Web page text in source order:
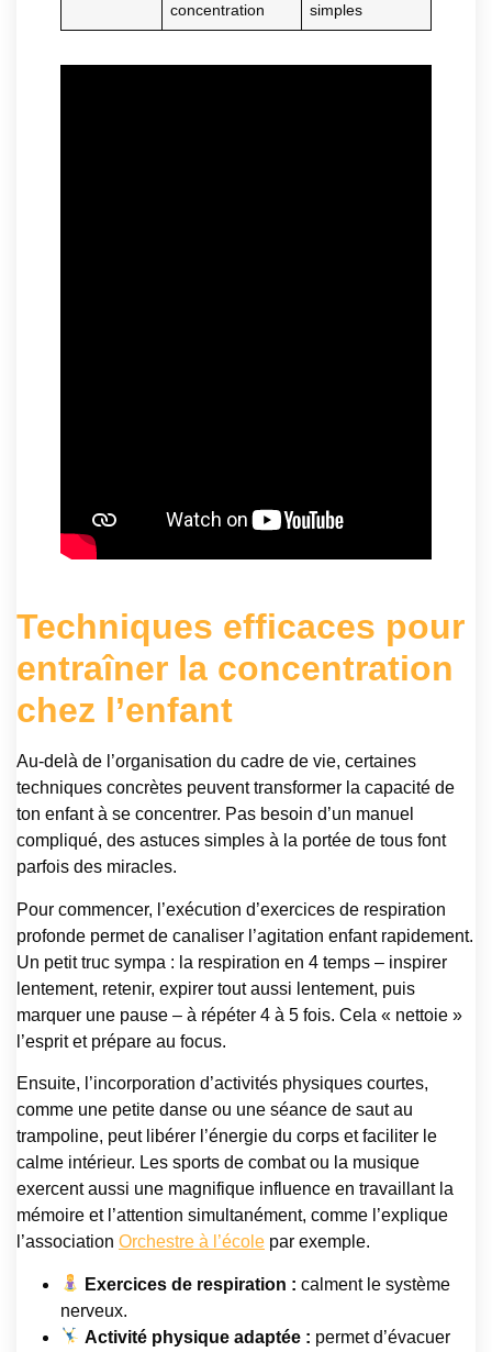
concentration
simples
Techniques efficaces pour
entraîner la concentration
chez l’enfant
Au-delà de l’organisation du cadre de vie, certaines
techniques concrètes peuvent transformer la capacité de
ton enfant à se concentrer. Pas besoin d’un manuel
compliqué, des astuces simples à la portée de tous font
parfois des miracles.
Pour commencer, l’exécution d’exercices de respiration
profonde permet de canaliser l’agitation enfant rapidement.
Un petit truc sympa : la respiration en 4 temps – inspirer
lentement, retenir, expirer tout aussi lentement, puis
marquer une pause – à répéter 4 à 5 fois. Cela « nettoie »
l’esprit et prépare au focus.
Ensuite, l’incorporation d’activités physiques courtes,
comme une petite danse ou une séance de saut au
trampoline, peut libérer l’énergie du corps et faciliter le
calme intérieur. Les sports de combat ou la musique
exercent aussi une magnifique influence en travaillant la
mémoire et l’attention simultanément, comme l’explique
l’association Orchestre à l’école par exemple.
Exercices de respiration : calment le système
nerveux.
Activité physique adaptée : permet d’évacuer